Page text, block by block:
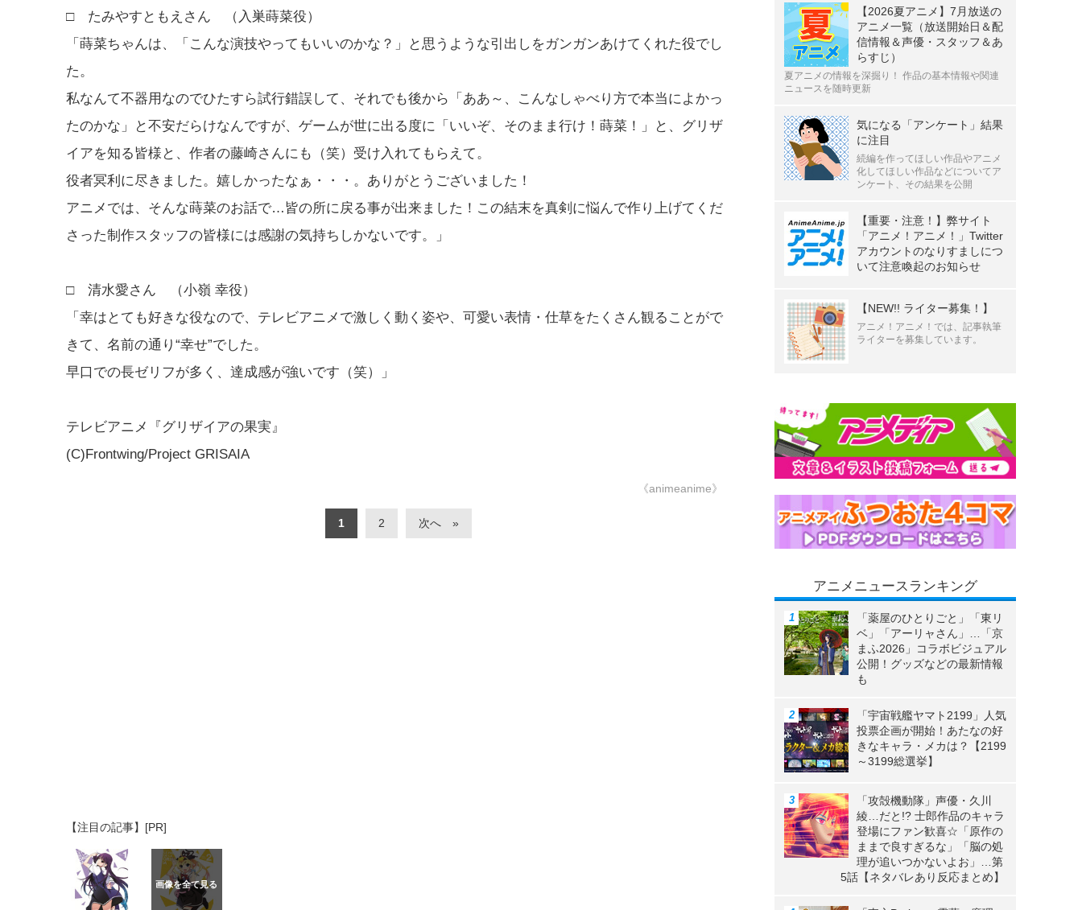
□ たみやすともえさん （入巣蒔菜役）
「蒔菜ちゃんは、「こんな演技やってもいいのかな？」と思うような引出しをガンガンあけてくれた役でし
た。
私なんて不器用なのでひたすら試行錯誤して、それでも後から「ああ～、こんなしゃべり方で本当によかっ
たのかな」と不安だらけなんですが、ゲームが世に出る度に「いいぞ、そのまま行け！蒔菜！」と、グリザ
イアを知る皆様と、作者の藤崎さんにも（笑）受け入れてもらえて。
役者冥利に尽きました。嬉しかったなぁ・・・。ありがとうございました！
アニメでは、そんな蒔菜のお話で…皆の所に戻る事が出来ました！この結末を真剣に悩んで作り上げてくだ
さった制作スタッフの皆様には感謝の気持ちしかないです。」
□ 清水愛さん （小嶺 幸役）
「幸はとても好きな役なので、テレビアニメで激しく動く姿や、可愛い表情・仕草をたくさん観ることがで
きて、名前の通り“幸せ”でした。
早口での長ゼリフが多く、達成感が強いです（笑）」
テレビアニメ『グリザイアの果実』
(C)Frontwing/Project GRISAIA
《animeanime》
1 2 次へ
【注目の記事】[PR]
【2026夏アニメ】7月放送の
アニメ一覧（放送開始日＆配
信情報＆声優・スタッフ＆あ
らすじ）
夏アニメの情報を深掘り！ 作品の基本情報や関連
ニュースを随時更新
気になる「アンケート」結果
に注目
続編を作ってほしい作品やアニメ
化してほしい作品などについてア
ンケート、その結果を公開
【重要・注意！】弊サイト
「アニメ！アニメ！」Twitter
アカウントのなりすましにつ
いて注意喚起のお知らせ
【NEW!! ライター募集！】
アニメ！アニメ！では、記事執筆
ライターを募集しています。
アニメニュースランキング
「薬屋のひとりごと」「東リ
ベ」「アーリャさん」…「京
まふ2026」コラボビジュアル
公開！グッズなどの最新情報
も
「宇宙戦艦ヤマト2199」人気
投票企画が開始！あたなの好
きなキャラ・メカは？【2199
～3199総選挙】
「攻殻機動隊」声優・久川
綾…だと!? 士郎作品のキャラ
登場にファン歓喜☆「原作の
ままで良すぎるな」「脳の処
理が追いつかないよお」…第
5話【ネタバレあり反応まとめ】